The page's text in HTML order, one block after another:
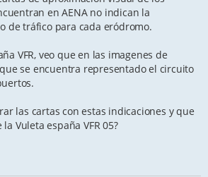
en AENA no indican la
de tráfico para cada eródromo.
VFR, veo que en las imagenes de
se encuentra representado el circuito
las cartas con estas indicaciones y que
Vuleta españa VFR 05?